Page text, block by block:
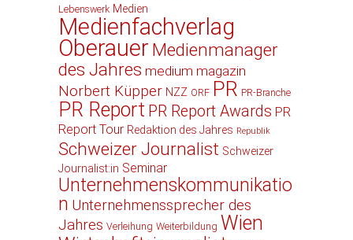
Lebenswerk Medien
Medienfachverlag
Oberauer Medienmanager
des Jahres medium magazin
Norbert Küpper NZZ ORF PR PR-Branche
PR Report PR Report Awards PR
Report Tour Redaktion des Jahres Republik
Schweizer Journalist Schweizer
Journalist:in Seminar
Unternehmenskommunikatio
n Unternehmenssprecher des
Jahres Verleihung Weiterbildung Wien